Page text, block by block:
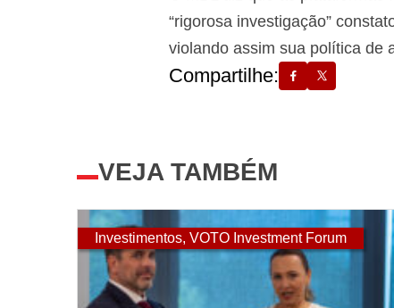
“rigorosa investigação”
violando assim sua política de
Compartilhe:
VEJA TAMBÉM
Investimentos, VOTO Investment Forum